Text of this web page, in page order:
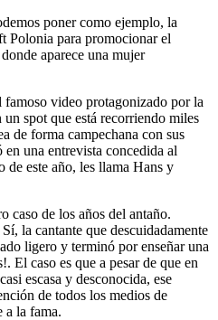
poner como ejemplo, la
Polonia para promocionar el
aparece una mujer
video protagonizado por la
spot que está recorriendo miles
de forma campechana con sus
una entrevista concedida al
de este año, les llama Hans y
caso de los años del antaño.
la cantante que descuidadamente
ligero y terminó por enseñar una
El caso es que a pesar de que en
escasa y desconocida, ese
de todos los medios de
a la fama.